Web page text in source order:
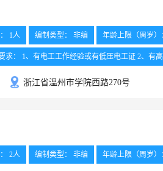
1人 编制类型： 非编 年龄上限（周岁）
求： 1、有电工工作经验或有低压电工证 2、有
浙江省温州市学院西路270号
2人 编制类型： 非编 年龄上限（周岁）